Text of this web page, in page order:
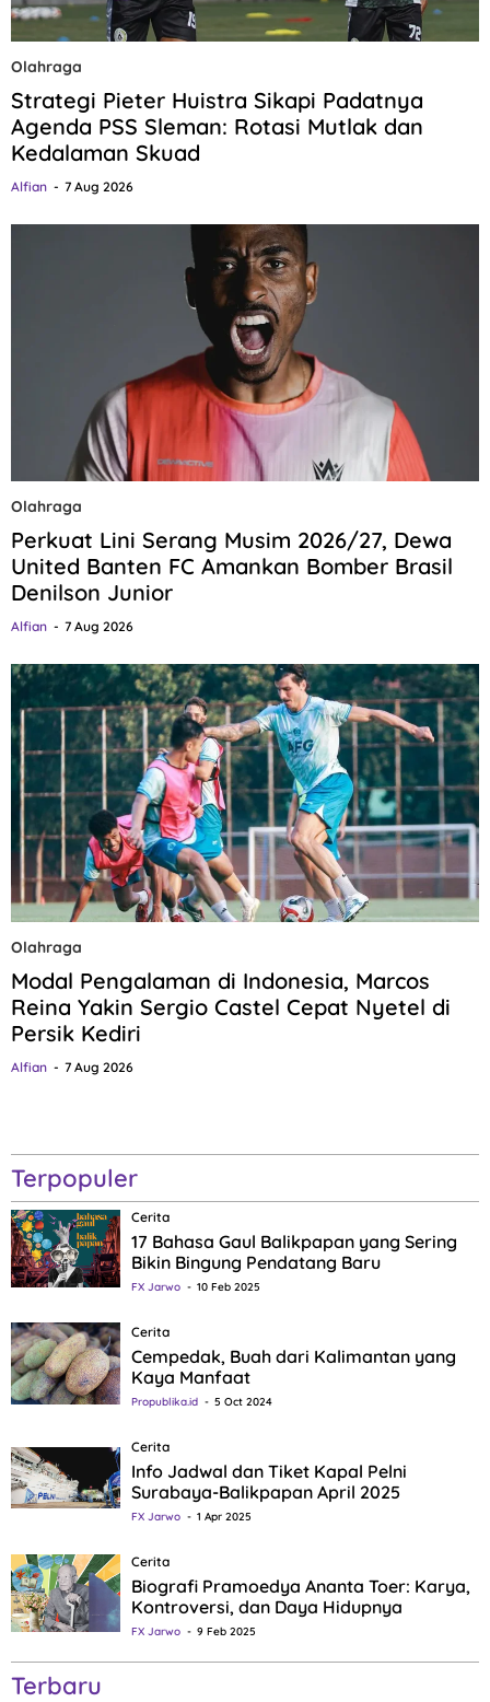
Olahraga
Strategi Pieter Huistra Sikapi Padatnya
Agenda PSS Sleman: Rotasi Mutlak dan
Kedalaman Skuad
Alfian 7 Aug 2026
Olahraga
Perkuat Lini Serang Musim 2026/27, Dewa
United Banten FC Amankan Bomber Brasil
Denilson Junior
Alfian 7 Aug 2026
Olahraga
Modal Pengalaman di Indonesia, Marcos
Reina Yakin Sergio Castel Cepat Nyetel di
Persik Kediri
Alfian 7 Aug 2026
Terpopuler
Cerita
17 Bahasa Gaul Balikpapan yang Sering
Bikin Bingung Pendatang Baru
FX Jarwo 10 Feb 2025
Cerita
Cempedak, Buah dari Kalimantan yang
Kaya Manfaat
Propublika.id 5 Oct 2024
Cerita
Info Jadwal dan Tiket Kapal Pelni
Surabaya-Balikpapan April 2025
FX Jarwo 1 Apr 2025
Cerita
Biografi Pramoedya Ananta Toer: Karya,
Kontroversi, dan Daya Hidupnya
FX Jarwo 9 Feb 2025
Terbaru